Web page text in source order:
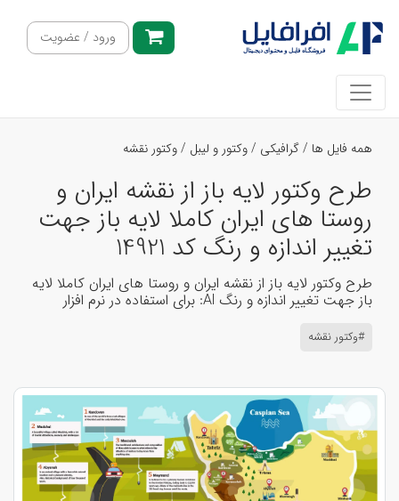
ورود / عضویت
همه فایل ها /گرافیکی /وکتور و لیبل /وکتور نقشه
طرح وکتور لایه باز از نقشه ایران و
روستا های ایران کاملا لایه باز جهت
تغییر اندازه و رنگ کد 14921
طرح وکتور لایه باز از نقشه ایران و روستا های ایران کاملا لایه
باز جهت تغییر اندازه و رنگ Al: برای استفاده در نرم افزار
#وکتور نقشه